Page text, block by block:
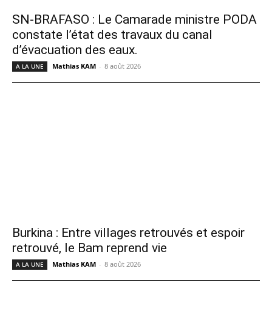
SN-BRAFASO : Le Camarade ministre PODA
constate l’état des travaux du canal
d’évacuation des eaux.
A LA UNE Mathias KAM - 8 août 2026
Burkina : Entre villages retrouvés et espoir
retrouvé, le Bam reprend vie
A LA UNE Mathias KAM - 8 août 2026